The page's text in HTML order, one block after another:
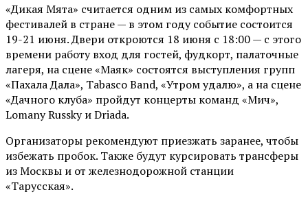
«Дикая Мята» считается одним из самых комфортных
фестивалей в стране — в этом году событие состоится
19-21 июня. Двери откроются 18 июня с 18:00 — с этого
времени работу вход для гостей, фудкорт, палаточные
лагеря, на сцене «Маяк» состоятся выступления групп
«Пахала Дала», Tabasco Band, «Утром удалю», а на сцене
«Дачного клуба» пройдут концерты команд «Мич»,
Lomany Russky и Driada.
Организаторы рекомендуют приезжать заранее, чтобы
избежать пробок. Также будут курсировать трансферы
из Москвы и от железнодорожной станции
«Тарусская».